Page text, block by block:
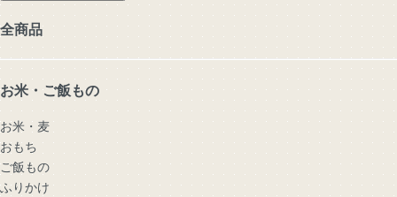
全商品
お米・ご飯もの
お米・麦
おもち
ご飯もの
ふりかけ